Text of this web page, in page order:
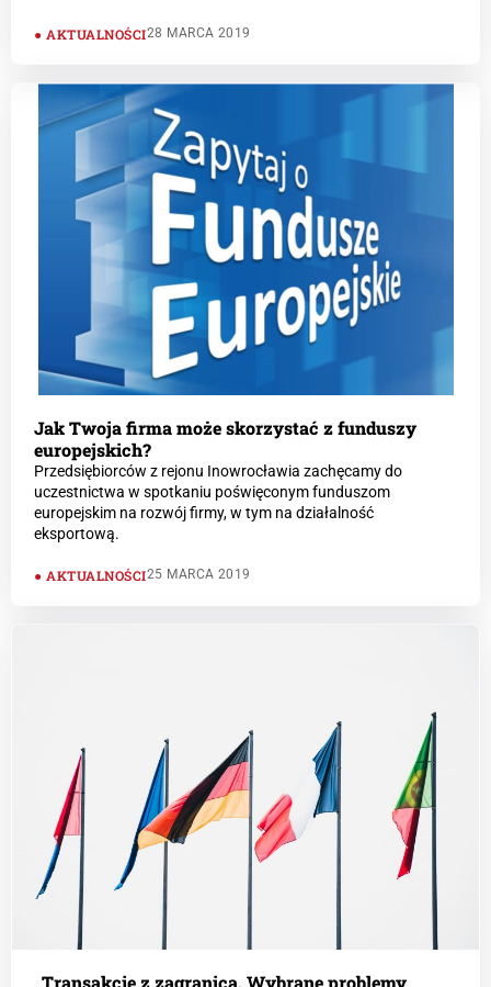
AKTUALNOŚCI28 MARCA 2019
Jak Twoja firma może skorzystać z funduszy
europejskich?
Przedsiębiorców z rejonu Inowrocławia zachęcamy do
uczestnictwa w spotkaniu poświęconym funduszom
europejskim na rozwój firmy, w tym na działalność
eksportową.
AKTUALNOŚCI25 MARCA 2019
„Transakcje z zagranicą. Wybrane problemy